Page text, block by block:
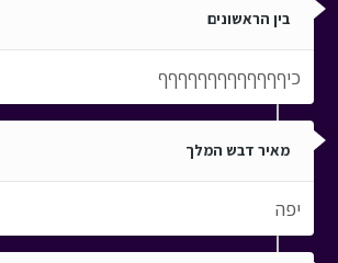
בין הראשונים
כיףףףףףףףףףףףףף
מאיר דבש המלך
יפה